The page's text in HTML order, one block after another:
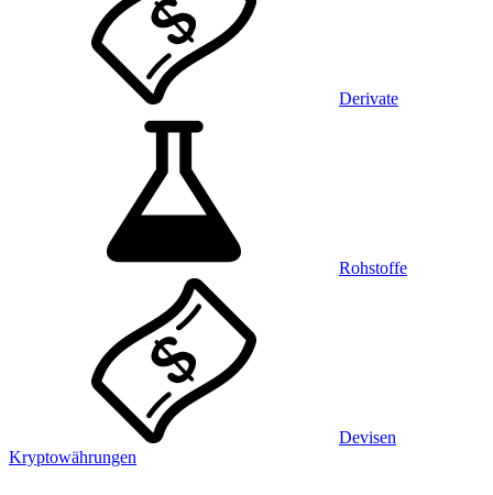
Derivate
Rohstoffe
Devisen
Kryptowährungen